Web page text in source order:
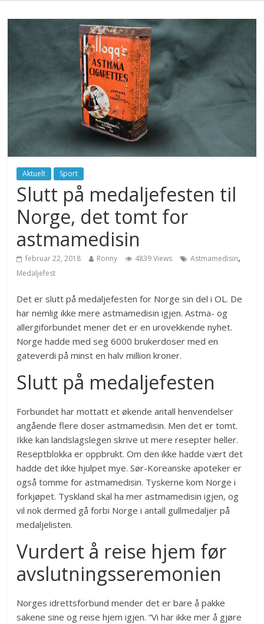
Aktuelt Sport
Slutt på medaljefesten til
Norge, det tomt for
astmamedisin
februar 22, 2018 Ronny 4839 Views Astmamedisin,
Medaljefest
Det er slutt på medaljefesten for Norge sin del i OL. De
har nemlig ikke mere astmamedisin igjen. Astma- og
allergiforbundet mener det er en urovekkende nyhet.
Norge hadde med seg 6000 brukerdoser med en
gateverdi på minst en halv million kroner.
Slutt på medaljefesten
Forbundet har mottatt et økende antall henvendelser
angående flere doser astmamedisin. Men det er tomt.
Ikke kan landslagslegen skrive ut mere resepter heller.
Reseptblokka er oppbrukt. Om den ikke hadde vært det
hadde det ikke hjulpet mye. Sør-Koreanske apoteker er
også tomme for astmamedisin. Tyskerne kom Norge i
forkjøpet. Tyskland skal ha mer astmamedisin igjen, og
vil nok dermed gå forbi Norge i antall gullmedaljer på
medaljelisten.
Vurdert å reise hjem før
avslutningsseremonien
Norges idrettsforbund mender det er bare å pakke
sakene sine og reise hjem igjen. “Vi har ikke mer å gjøre